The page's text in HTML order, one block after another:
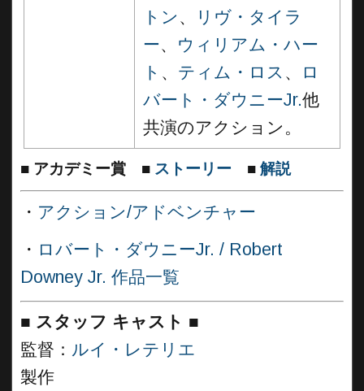
トン 、
リヴ・タイラ
ー、 ウィリアム・ハー
ト 、 ティム・ロス 、
ロ
バート・ダウニーJr.他
共演のアクション。
■ アカデミー賞 ■ ストーリー ■ 解説
・ アクション/アドベンチャー
・ ロバート・ダウニーJr. / Robert
Downey Jr. 作品一覧
■ スタッフ キャスト ■
監督： ルイ・レテリエ
製作